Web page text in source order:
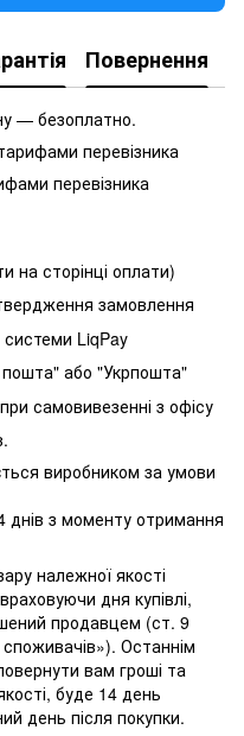
Повернення
— безоплатно.
перевізника
перевізника
на сторінці оплати)
замовлення
LiqPay
пошта" або "Укрпошта"
самовивезенні з офісу
виробником за умови
днів з моменту отримання
належної якості
дня купівлі,
продавцем (ст. 9
Останнім
вам гроші та
буде 14 день
день після покупки.